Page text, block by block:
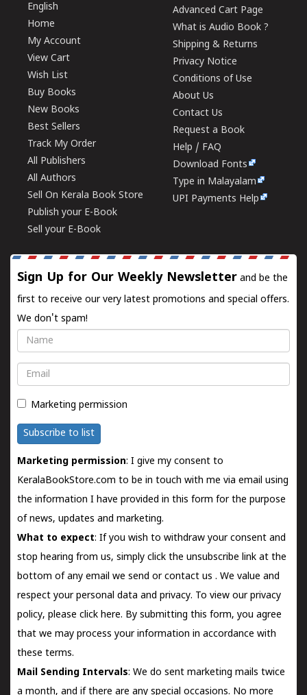
English
Home
My Account
View Cart
Wish List
Buy Books
New Books
Best Sellers
Track My Order
All Publishers
All Authors
Sell On Kerala Book Store
Publish your E-Book
Sell your E-Book
Advanced Cart Page
What is Audio Book ?
Shipping & Returns
Privacy Notice
Conditions of Use
About Us
Contact Us
Request a Book
Help / FAQ
Download Fonts
Type in Malayalam
UPI Payments Help
Sign Up for Our Weekly Newsletter and be the
first to receive our very latest promotions and special offers.
We don't spam!
Name
Email
Marketing permission
Subscribe to list
Marketing permission: I give my consent to
KeralaBookStore.com to be in touch with me via email using
the information I have provided in this form for the purpose
of news, updates and marketing.
What to expect: If you wish to withdraw your consent and
stop hearing from us, simply click the unsubscribe link at the
bottom of any email we send orcontact us . We value and
respect your personal data and privacy. To view our privacy
policy, please click here. By submitting this form, you agree
that we may process your information in accordance with
these terms.
Mail Sending Intervals: We do sent marketing mails twice
a month, and if there are any special occasions. No more